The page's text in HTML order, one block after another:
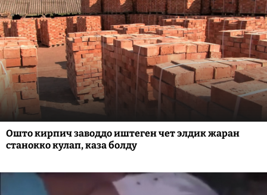
Ошто кирпич заводдо иштеген чет элдик жаран
станокко кулап, каза болду